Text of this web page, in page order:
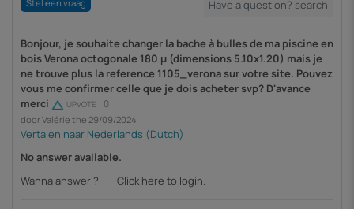
Stel een vraag
Bonjour, je souhaite changer la bache à bulles de ma piscine en
bois Verona octogonale 180 µ (dimensions 5.10x1.20) mais je
ne trouve plus la reference 1105_verona sur votre site. Pouvez
vous me confirmer celle que je dois acheter svp? D'avance
merci
UPVOTE 0
door Valérie the 29/09/2024
No answer available.
Wanna answer ?
Click here to login.